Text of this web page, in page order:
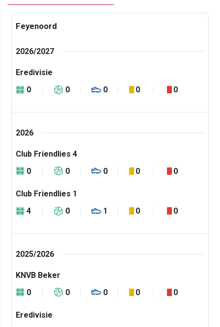
Feyenoord
2026/2027
Eredivisie
0
0 0 0 0
2026
Club Friendlies 4
0
0 0 0 0
Club Friendlies 1
4
0 1 0 0
2025/2026
KNVB Beker
0
0 0 0 0
Eredivisie